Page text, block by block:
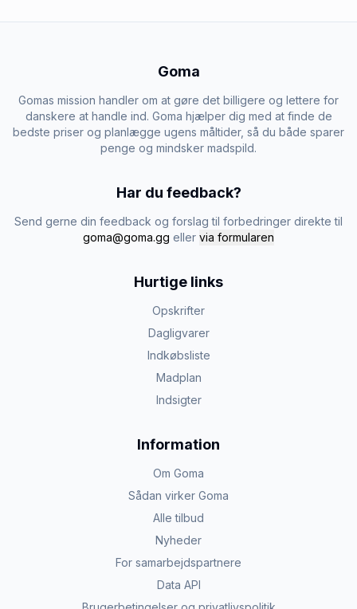
Goma
Gomas mission handler om at gøre det billigere og lettere for
danskere at handle ind. Goma hjælper dig med at finde de
bedste priser og planlægge ugens måltider, så du både sparer
penge og mindsker madspild.
Har du feedback?
Send gerne din feedback og forslag til forbedringer direkte til
goma@goma.gg eller via formularen
Hurtige links
Opskrifter
Dagligvarer
Indkøbsliste
Madplan
Indsigter
Information
Om Goma
Sådan virker Goma
Alle tilbud
Nyheder
For samarbejdspartnere
Data API